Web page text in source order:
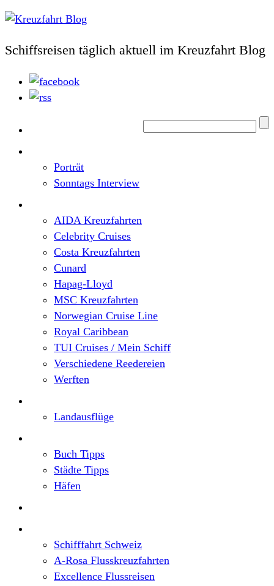
Schiffsreisen täglich aktuell im Kreuzfahrt Blog
Porträt
Sonntags Interview
AIDA Kreuzfahrten
Celebrity Cruises
Costa Kreuzfahrten
Cunard
Hapag-Lloyd
MSC Kreuzfahrten
Norwegian Cruise Line
Royal Caribbean
TUI Cruises / Mein Schiff
Verschiedene Reedereien
Werften
Landausflüge
Buch Tipps
Städte Tipps
Häfen
Schifffahrt Schweiz
A-Rosa Flusskreuzfahrten
Excellence Flussreisen